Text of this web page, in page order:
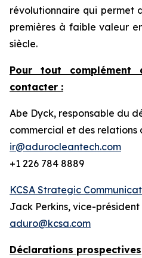
révolutionnaire qui permet
premières à faible valeur
siècle.
Pour tout complément
contacter :
Abe Dyck, responsable du
commercial et des relations
ir@adurocleantech.com
+1 226 784 8889
KCSA Strategic
Jack Perkins, vice-
aduro@kcsa.com
Déclarations prospectives